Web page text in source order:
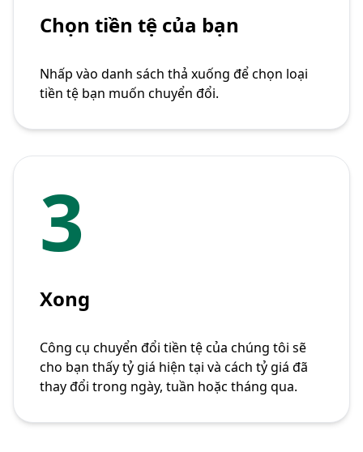
Chọn tiền tệ của bạn
Nhấp vào danh sách thả xuống để chọn loại
tiền tệ bạn muốn chuyển đổi.
3
Xong
Công cụ chuyển đổi tiền tệ của chúng tôi sẽ
cho bạn thấy tỷ giá hiện tại và cách tỷ giá đã
thay đổi trong ngày, tuần hoặc tháng qua.